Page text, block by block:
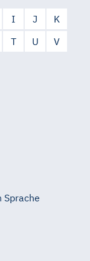
I J
K
T U
V
Sprache